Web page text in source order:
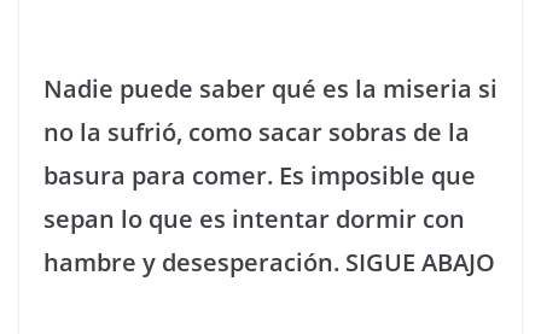
Nadie puede saber qué es la miseria si
no la sufrió, como sacar sobras de la
basura para comer. Es imposible que
sepan lo que es intentar dormir con
hambre y desesperación. SIGUE ABAJO